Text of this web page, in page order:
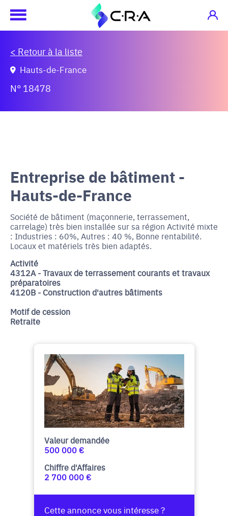
< Retour à la liste
N° 18478
Hauts-de-France
Entreprise de bâtiment -
Hauts-de-France
Société de bâtiment (maçonnerie, terrassement,
carrelage) très bien installée sur sa région Activité mixte
: Industries : 60%, Autres : 40 %, Bonne rentabilité.
Locaux et matériels très bien adaptés.
Activité
4312A - Travaux de terrassement courants et travaux
préparatoires
4120B - Construction d'autres bâtiments
Motif de cession
Retraite
Valeur demandée
500 000 €
Chiffre d'Affaires
2 700 000 €
Cette annonce vous intéresse ?